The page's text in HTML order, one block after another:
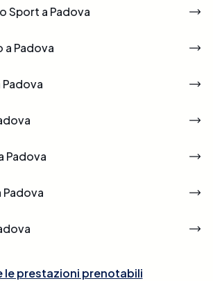
Sport a Padova
a Padova
Padova
le prestazioni prenotabili